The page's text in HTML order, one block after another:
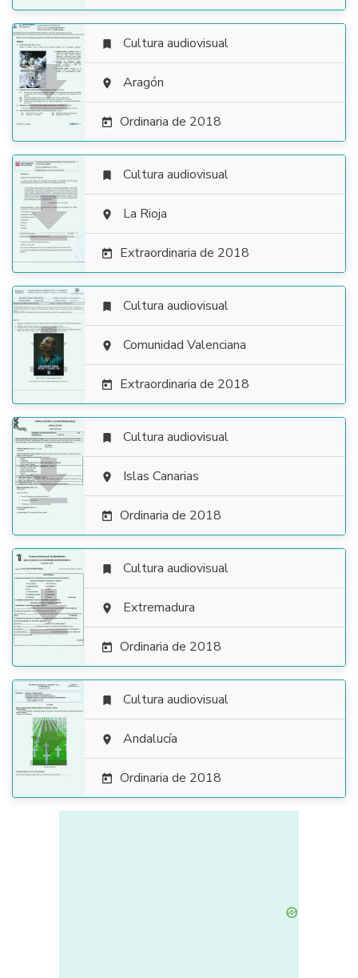

 Cultura audiovisual
 Aragón
 Ordinaria de 2018

 Cultura audiovisual
 La Rioja
 Extraordinaria de 2018

 Cultura audiovisual
 Comunidad Valenciana
 Extraordinaria de 2018

 Cultura audiovisual
 Islas Canarias
 Ordinaria de 2018

 Cultura audiovisual
 Extremadura
 Ordinaria de 2018

 Cultura audiovisual
 Andalucía
 Ordinaria de 2018